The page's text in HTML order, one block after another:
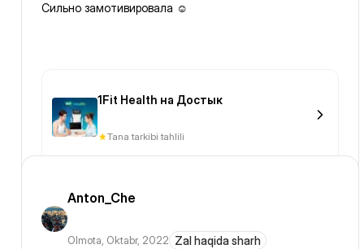
Сильно замотивировала ☺️
1Fit Health на Достык
Tana tarkibi tahlili
Anton_Che
Olmota, Oktabr, 2022 Zal haqida sharh